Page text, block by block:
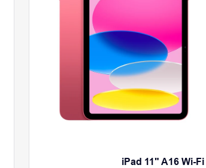
iPad 11" A16 Wi-Fi